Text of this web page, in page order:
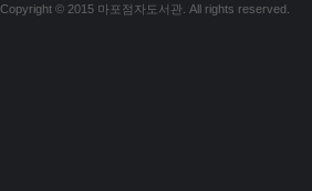
Copyright © 2015 마포점자도서관. All rights reserved.